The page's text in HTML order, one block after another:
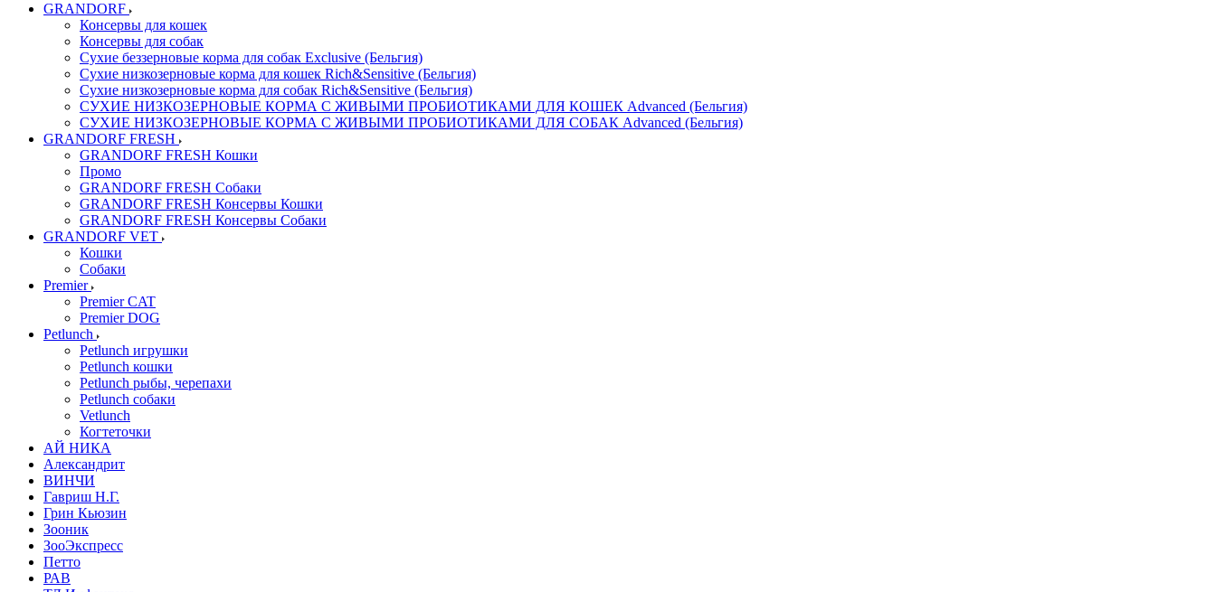
GRANDORF
Консервы для кошек
Консервы для собак
Сухие беззерновые корма для собак Exclusive (Бельгия)
Сухие низкозерновые корма для кошек Rich&Sensitive (Бельгия)
Сухие низкозерновые корма для собак Rich&Sensitive (Бельгия)
СУХИЕ НИЗКОЗЕРНОВЫЕ КОРМА С ЖИВЫМИ ПРОБИОТИКАМИ ДЛЯ КОШЕК Advanced (Бельгия)
СУХИЕ НИЗКОЗЕРНОВЫЕ КОРМА С ЖИВЫМИ ПРОБИОТИКАМИ ДЛЯ СОБАК Advanced (Бельгия)
GRANDORF FRESH
GRANDORF FRESH Кошки
Промо
GRANDORF FRESH Собаки
GRANDORF FRESH Консервы Кошки
GRANDORF FRESH Консервы Собаки
GRANDORF VET
Кошки
Собаки
Premier
Premier CAT
Premier DOG
Petlunch
Petlunch игрушки
Petlunch кошки
Petlunch рыбы, черепахи
Petlunch собаки
Vetlunch
Когтеточки
АЙ НИКА
Александрит
ВИНЧИ
Гавриш Н.Г.
Грин Кьюзин
Зооник
ЗооЭкспресс
Петто
РАВ